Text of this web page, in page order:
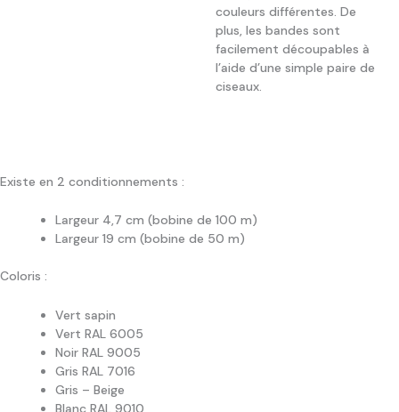
couleurs différentes. De
plus, les bandes sont
facilement découpables à
l’aide d’une simple paire de
ciseaux.
Existe en 2 conditionnements :
Largeur 4,7 cm (bobine de 100 m)
Largeur 19 cm (bobine de 50 m)
Coloris :
Vert sapin
Vert RAL 6005
Noir RAL 9005
Gris RAL 7016
Gris – Beige
Blanc RAL 9010